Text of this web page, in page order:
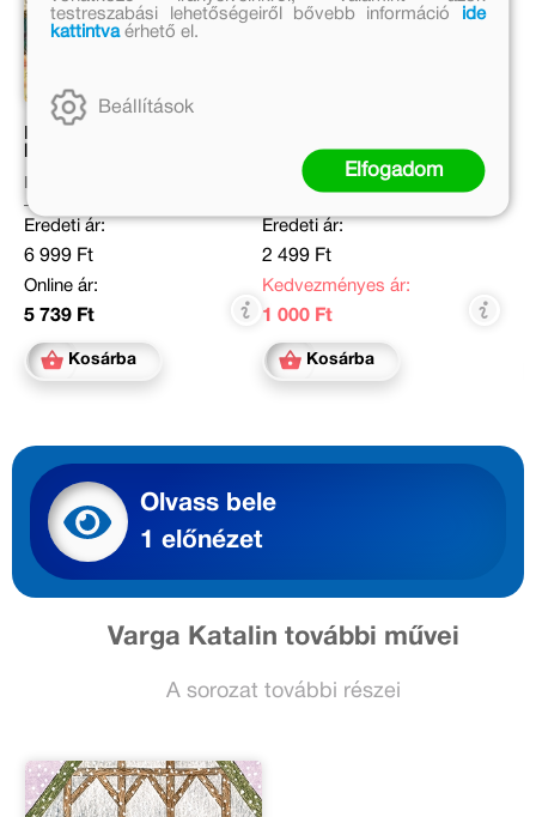
Eredeti ár:
6 999 Ft
Online ár:
5 739 Ft
Kosárba
Pacskovszky Zsolt
Eredeti ár:
2 499 Ft
Kedvezményes ár:
1 000 Ft
Kosárba
Olvass bele
1 előnézet
Varga Katalin további művei
A sorozat további részei
testreszabási lehetőségeiről bővebb információ
ide
kattintvaérhető el.
Beállítások
Elfogadom